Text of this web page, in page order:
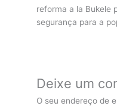
reforma a la Bukele
segurança para a
Deixe um
O seu endereço de